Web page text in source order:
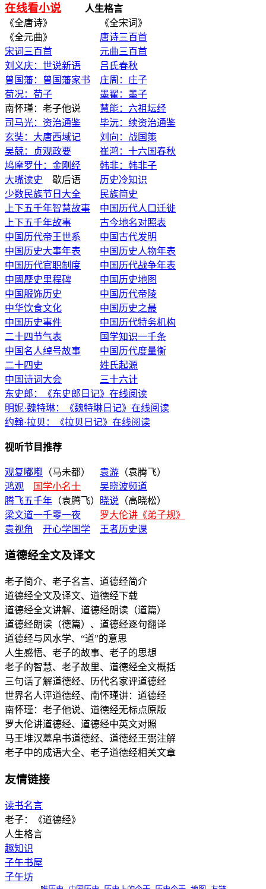
在线看小说
人生格言
《全唐诗》 《全宋词》
《全元曲》 唐诗三百首
宋词三百首
元曲三百首
刘义庆：世说新语
吕氏春秋
曾国藩：曾国藩家书
庄周：庄子
荀况：荀子
墨翟：墨子
南怀瑾：老子他说 慧能：六祖坛经
司马光：资治通鉴
毕沅：续资治通鉴
玄奘：大唐西域记
刘向：战国策
吴兢：贞观政要
崔鸿：十六国春秋
鸠摩罗什：金刚经
韩非：韩非子
大嘴读史 歇后语 历史冷知识
少数民族节日大全
民族简史
上下五千年智慧故事
中国历代人口迁徙
上下五千年故事
古今地名对照表
中国历代帝王世系
中国古代发明
中国历史大事年表
中国历史人物年表
中国历代官职制度
中国历代战争年表
中國歷史里程碑
中国历史地图
中国服饰历史
中国历代帝陵
中华饮食文化
中国历史之最
中国历史事件
中国历代特务机构
二十四节气表
国学知识一千条
中国名人绰号故事
中国历代度量衡
二十四史
姓氏起源
中国诗词大会
三十六计
东史郎：《东史郎日记》在线阅读
明妮·魏特琳：《魏特琳日记》在线阅读
约翰·拉贝：《拉贝日记》在线阅读
视听节目推荐
观复嘟嘟 （马未都） 袁游 （袁腾飞）
鸿观
国学小名士
吴晓波频道
腾飞五千年 （袁腾飞） 晓说 （高晓松）
梁文道一千零一夜
罗大伦讲《弟子规》
袁视角
开心学国学 王者历史课
道德经全文及译文
老子简介、老子名言、道德经简介
道德经全文及译文、道德经下载
道德经全文讲解、道德经朗读（道篇）
道德经朗读（德篇）、道德经逐句翻译
道德经与风水学、“道”的意思
人生感悟、老子的故事、老子的思想
老子的智慧、老子故里、道德经全文概括
三句话了解道德经、历代名家评道德经
世界名人评道德经、南怀瑾讲：道德经
南怀瑾：老子他说、道德经无标点原版
罗大伦讲道德经、道德经中英文对照
马王堆汉墓帛书道德经、道德经王弼注解
老子中的成语大全、老子道德经相关文章
友情链接
读书名言
老子：《道德经》
人生格言
趣知识
子午书屋
子午坊